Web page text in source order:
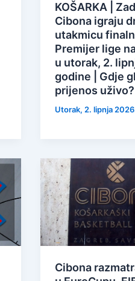
KOŠARKA |
Cibona igraju
utakmicu
Premijer lige
u utorak, 2.
godine | Gdje
prijenos uživo?
Utorak, 2. lipnja
Cibona